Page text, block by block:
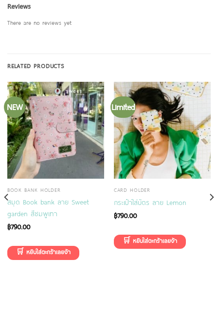
Reviews
There are no reviews yet
RELATED PRODUCTS
NEW
BOOK BANK HOLDER
สมุด Book bank ลาย Sweet
garden สีชมพูเทา
฿790.00
Limited
CARD HOLDER
กระเป๋าใส่บัตร ลาย Lemon
฿790.00